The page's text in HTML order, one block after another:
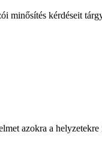
kérdéseit
azokra a